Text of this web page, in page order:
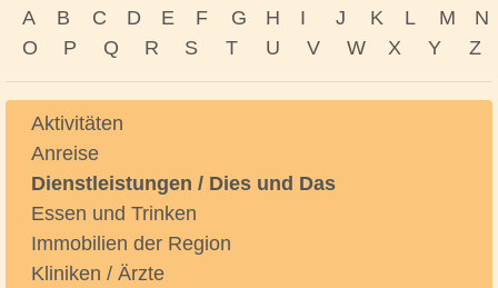
A B C D E F G H I J K L M
N
O
P Q R S T U V W X Y Z
Aktivitäten
Anreise
Dienstleistungen / Dies und Das
Essen und Trinken
Immobilien der Region
Kliniken / Ärzte